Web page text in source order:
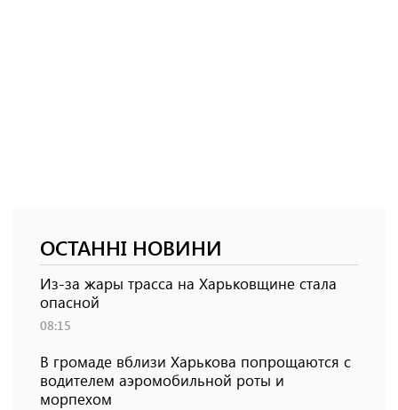
ОСТАННІ НОВИНИ
Из-за жары трасса на Харьковщине стала
опасной
08:15
В громаде вблизи Харькова попрощаются с
водителем аэромобильной роты и
морпехом